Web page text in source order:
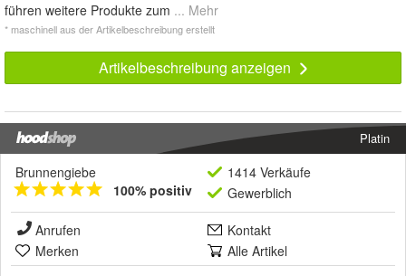
führen weitere Produkte zum ... Mehr
* maschinell aus der Artikelbeschreibung erstellt
Artikelbeschreibung anzeigen
Platin
Brunnengiebe
100% positiv
1414 Verkäufe
Gewerblich
Anrufen
Kontakt
Merken
Alle Artikel